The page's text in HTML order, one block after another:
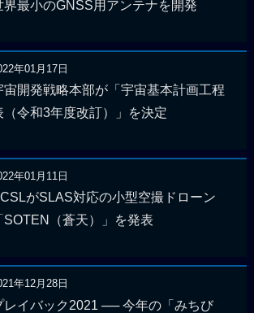
界最小のGNSS用アンテナを開発
年01月17日
宙開発戦略本部が「宇宙基本計画工程
（令和3年度改訂）」を決定
年01月11日
がSLAS対応の小型空撮ドローン
SOTEN（蒼天）」を発表
年12月28日
レイバック2021 ── 今年の「みちび